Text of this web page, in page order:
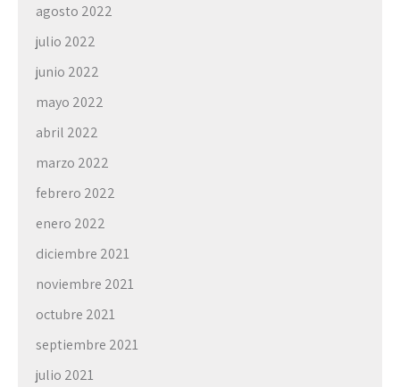
agosto 2022
julio 2022
junio 2022
mayo 2022
abril 2022
marzo 2022
febrero 2022
enero 2022
diciembre 2021
noviembre 2021
octubre 2021
septiembre 2021
julio 2021